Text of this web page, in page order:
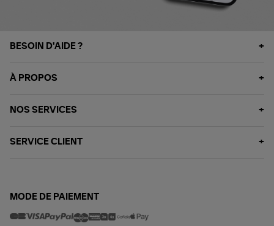
BESOIN D'AIDE ?
À PROPOS
NOS SERVICES
SERVICE CLIENT
MODE DE PAIEMENT